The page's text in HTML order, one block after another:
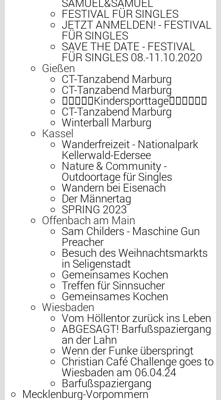
FESTIVAL FÜR SINGLES
JETZT ANMELDEN! - FESTIVAL
FÜR SINGLES
SAVE THE DATE - FESTIVAL
FÜR SINGLES 08.-11.10.2020
Gießen
CT-Tanzabend Marburg
CT-Tanzabend Marburg
⛹🏼‍♀️⛹🏽Kindersporttage🤸🏽‍♂️🤾🏻‍♂️
CT-Tanzabend Marburg
Winterball Marburg
Kassel
Wanderfreizeit - Nationalpark
Kellerwald-Edersee
Nature & Community -
Outdoortage für Singles
Wandern bei Eisenach
Der Männertag
SPRING 2023
Offenbach am Main
Sam Childers - Maschine Gun
Preacher
Besuch des Weihnachtsmarkts
in Seligenstadt
Gemeinsames Kochen
Treffen für Sinnsucher
Gemeinsames Kochen
Wiesbaden
Vom Höllentor zurück ins Leben
ABGESAGT! Barfußspaziergang
an der Lahn
Wenn der Funke überspringt
Christian Café Challenge goes to
Wiesbaden am 06.04.24
Barfußspaziergang
Mecklenburg-Vorpommern